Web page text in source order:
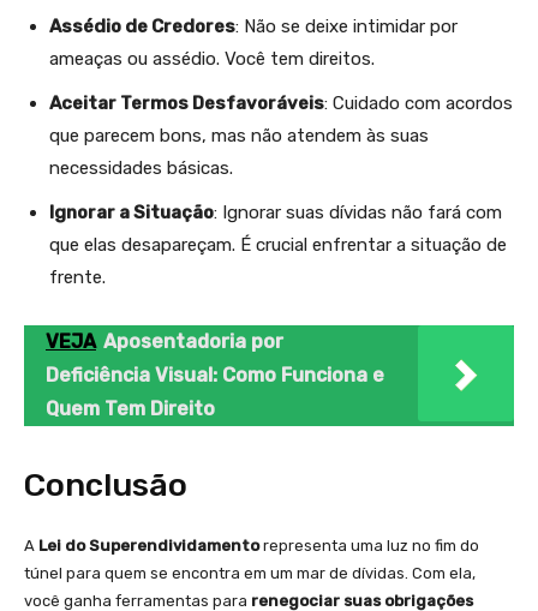
Assédio de Credores: Não se deixe intimidar por
ameaças ou assédio. Você tem direitos.
Aceitar Termos Desfavoráveis: Cuidado com acordos
que parecem bons, mas não atendem às suas
necessidades básicas.
Ignorar a Situação: Ignorar suas dívidas não fará com
que elas desapareçam. É crucial enfrentar a situação de
frente.
VEJA Aposentadoria por
Deficiência Visual: Como Funciona e
Quem Tem Direito
Conclusão
A Lei do Superendividamentorepresenta uma luz no fim do
túnel para quem se encontra em um mar de dívidas. Com ela,
você ganha ferramentas para renegociar suas obrigações